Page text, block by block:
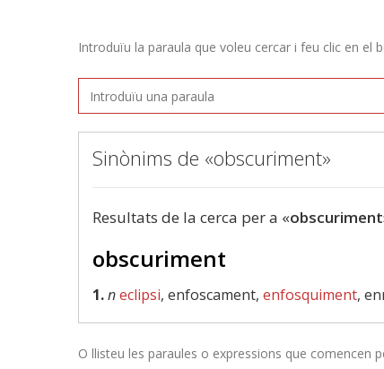
Introduïu la paraula que voleu cercar i feu clic en el
Sinònims de «obscuriment»
Resultats de la cerca per a «obscuriment
obscuriment
1.neclipsi, enfoscament, enfosquiment,
O llisteu les paraules o expressions que comencen